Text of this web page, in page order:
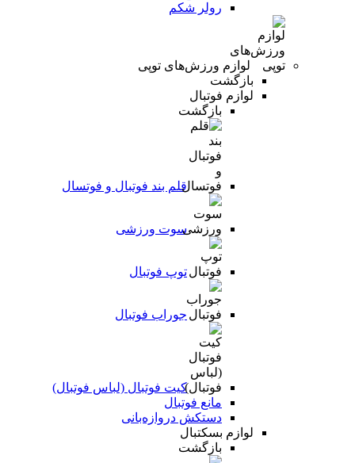
رولر شکم
لوازم ورزش‌های توپی
بازگشت
لوازم فوتبال
بازگشت
قلم بند فوتبال و فوتسال
سوت ورزشی
توپ فوتبال
جوراب فوتبال
کیت فوتبال (لباس فوتبال)
مانع فوتبال
دستکش دروازه‌بانی
لوازم بسکتبال
بازگشت